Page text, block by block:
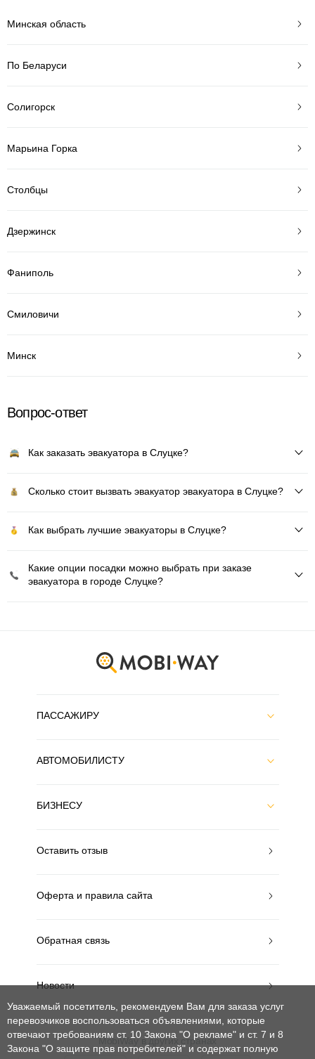
Минская область
По Беларуси
Солигорск
Марьина Горка
Столбцы
Дзержинск
Фаниполь
Смиловичи
Минск
Вопрос-ответ
Как заказать эвакуатора в Слуцке?
Сколько стоит вызвать эвакуатор эвакуатора в Слуцке?
Как выбрать лучшие эвакуаторы в Слуцке?
Какие опции посадки можно выбрать при заказе
эвакуатора в городе Слуцке?
ПАССАЖИРУ
АВТОМОБИЛИСТУ
БИЗНЕСУ
Оставить отзыв
Оферта и правила сайта
Обратная связь
Новости
MobiWay в других странах
Уважаемый посетитель, рекомендуем Вам для заказа услуг
перевозчиков воспользоваться объявлениями, которые
отвечают требованиям ст. 10 Закона "О рекламе" и ст. 7 и 8
Закона "О защите прав потребителей" и содержат полную